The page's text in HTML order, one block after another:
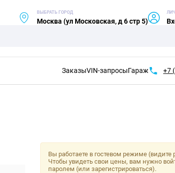
ВЫБРАТЬ ГОРОД
Москва (ул Московская, д 6 стр 5)
ЗаказыVIN-запросыГараж +7
Вы работаете в гостевом режиме
Чтобы увидеть свои цены, вам нужно
паролем (или зарегистрироваться).